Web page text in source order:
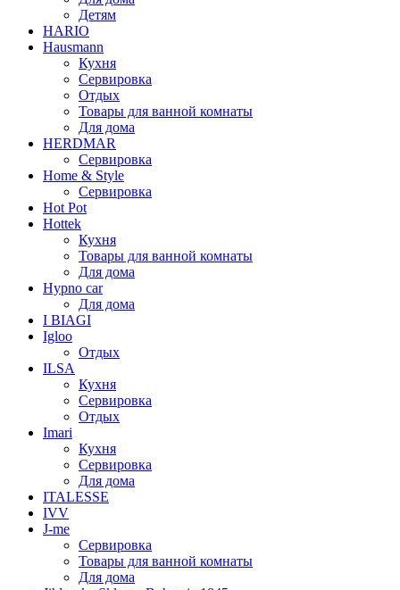
Детям
HARIO
Hausmann
Кухня
Сервировка
Отдых
Товары для ванной комнаты
Для дома
HERDMAR
Сервировка
Home & Style
Сервировка
Hot Pot
Hottek
Кухня
Товары для ванной комнаты
Для дома
Hypno car
Для дома
I BIAGI
Igloo
Отдых
ILSA
Кухня
Сервировка
Отдых
Imari
Кухня
Сервировка
Для дома
ITALESSE
IVV
J-me
Сервировка
Товары для ванной комнаты
Для дома